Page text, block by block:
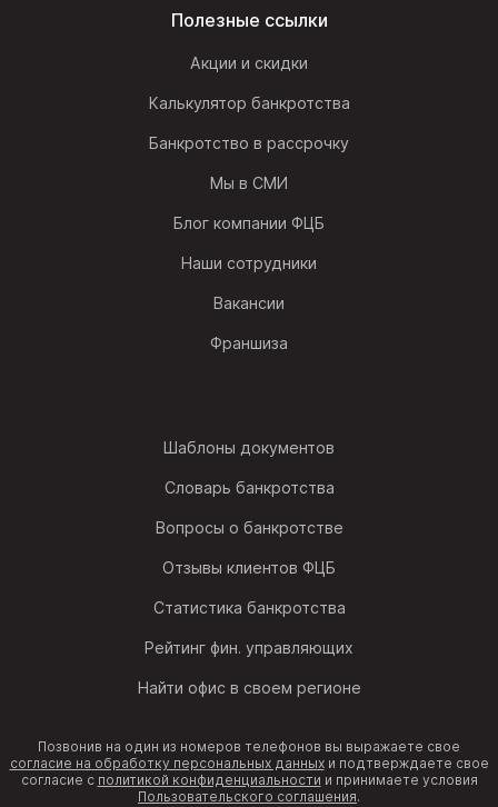
Полезные ссылки
Акции и скидки
Калькулятор банкротства
Банкротство в рассрочку
Мы в СМИ
Блог компании ФЦБ
Наши сотрудники
Вакансии
Франшиза
Шаблоны документов
Словарь банкротства
Вопросы о банкротстве
Отзывы клиентов ФЦБ
Статистика банкротства
Рейтинг фин. управляющих
Найти офис в своем регионе
Позвонив на один из номеров телефонов вы выражаете свое
согласие на обработку персональных данныхи подтверждаете свое
согласие с политикой конфиденциальности и принимаете условия
Пользовательского соглашения.